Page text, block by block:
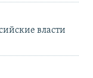
власти